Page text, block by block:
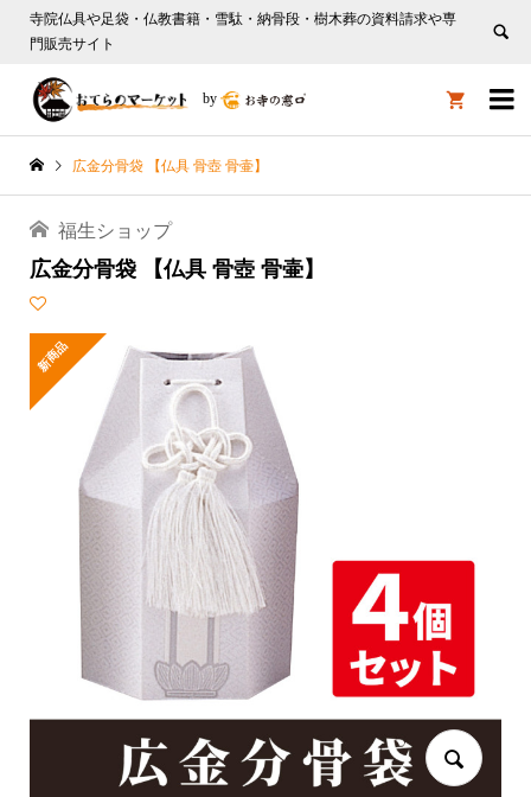
寺院仏具や足袋・仏教書籍・雪駄・納骨段・樹木葬の資料請求や専
門販売サイト

by 
広金分骨袋 【仏具 骨壺 骨壷】
福生ショップ
広金分骨袋 【仏具 骨壺 骨壷】
新商品